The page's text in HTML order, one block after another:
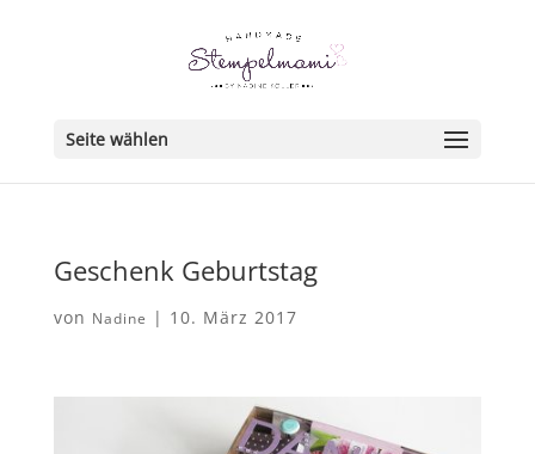
Seite wählen
Geschenk Geburtstag
von Nadine | 10. März 2017